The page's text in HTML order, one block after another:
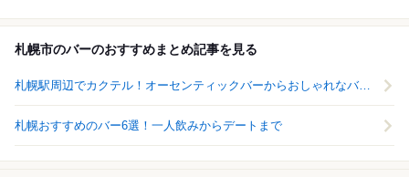
札幌市のバーのおすすめまとめ記事を見る
札幌駅周辺でカクテル！オーセンティックバーからおしゃれなバーまで20選
札幌おすすめのバー6選！一人飲みからデートまで